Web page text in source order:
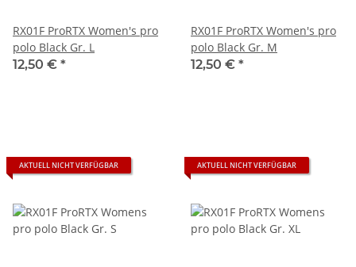
RX01F ProRTX Women's pro
polo Black Gr. L
12,50 € *
RX01F ProRTX Women's pro
polo Black Gr. M
12,50 € *
AKTUELL NICHT VERFÜGBAR AKTUELL NICHT VERFÜGBAR